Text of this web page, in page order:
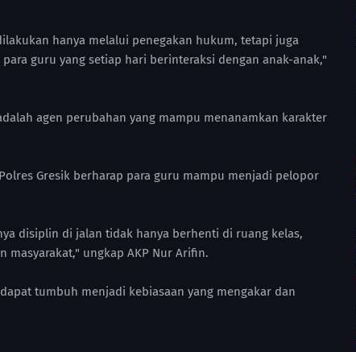
hanya melalui penegakan hukum, tetapi juga
guru yang setiap hari berinteraksi dengan anak-anak,"
agen perubahan yang mampu menanamkan karakter
Gresik berharap para guru mampu menjadi pelopor
disiplin di jalan tidak hanya berhenti di ruang kelas,
ungkap AKP Nur Arifin.
tumbuh menjadi kebiasaan yang mengakar dan